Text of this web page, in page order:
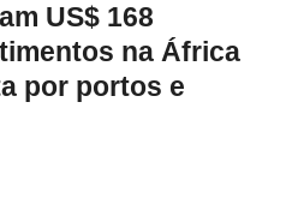
US$ 168
na África
por portos e